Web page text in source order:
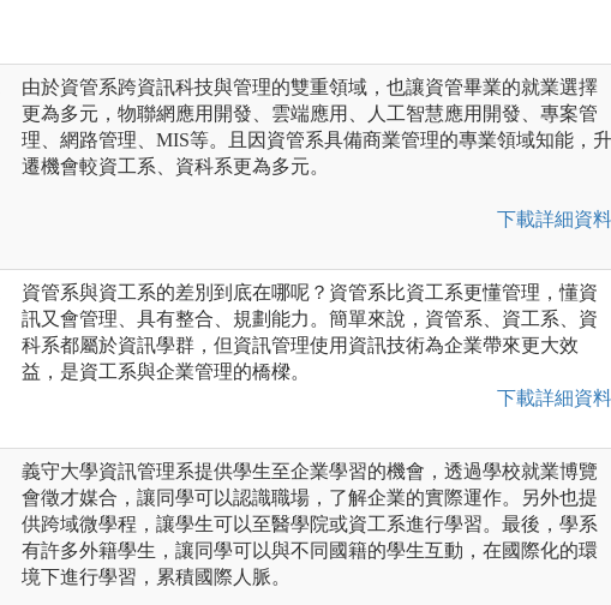
由於資管系跨資訊科技與管理的雙重領域，也讓資管畢業的就業選擇
更為多元，物聯網應用開發、雲端應用、人工智慧應用開發、專案管
理、網路管理、MIS等。且因資管系具備商業管理的專業領域知能，升
遷機會較資工系、資科系更為多元。
下載詳細資料
資管系與資工系的差別到底在哪呢？資管系比資工系更懂管理，懂資
訊又會管理、具有整合、規劃能力。簡單來說，資管系、資工系、資
科系都屬於資訊學群，但資訊管理使用資訊技術為企業帶來更大效
益，是資工系與企業管理的橋樑。
下載詳細資料
義守大學資訊管理系提供學生至企業學習的機會，透過學校就業博覽
會徵才媒合，讓同學可以認識職場，了解企業的實際運作。另外也提
供跨域微學程，讓學生可以至醫學院或資工系進行學習。最後，學系
有許多外籍學生，讓同學可以與不同國籍的學生互動，在國際化的環
境下進行學習，累積國際人脈。